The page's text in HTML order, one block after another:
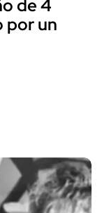
de 4
por un